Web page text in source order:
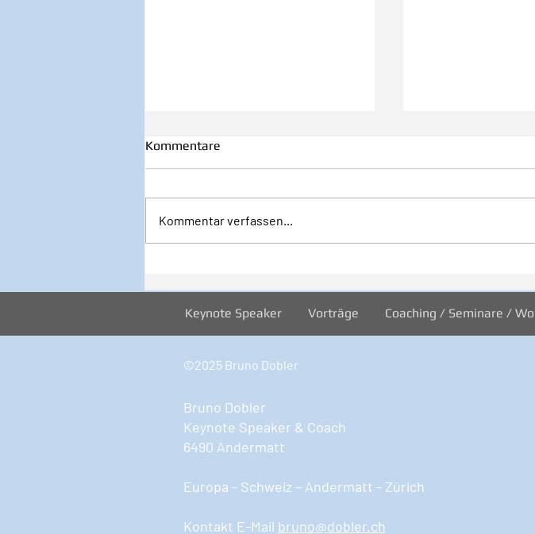
Kommentare
Kommentar verfassen...
Keynote Speaker Vorträge Coaching / Seminare /
©2025 Bruno Dobler
Bruno Dobler
Keynote Speaker & Coach
6490 Andermatt
Europa - Schweiz – Andermatt - Zürich
Kontakt E-Mail bruno@dobler.ch